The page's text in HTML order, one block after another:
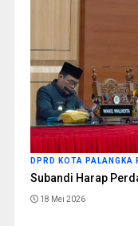
DPRD KOTA PALANGKA
Subandi Harap
18 Mei 2026